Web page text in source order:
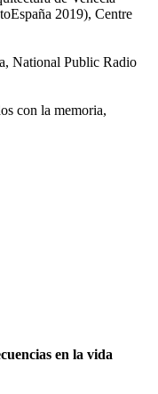
2019), Centre
National Public Radio
con la memoria,
en la vida